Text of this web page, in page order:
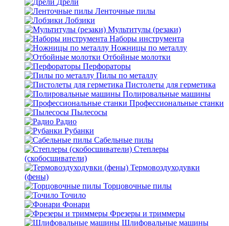
Дрели
Ленточные пилы
Лобзики
Мультитулы (резаки)
Наборы инструмента
Ножницы по металлу
Отбойные молотки
Перфораторы
Пилы по металлу
Пистолеты для герметика
Полировальные машины
Профессиональные станки
Пылесосы
Радио
Рубанки
Сабельные пилы
Степлеры
(скобосшиватели)
Термовоздуходувки
(фены)
Торцовочные пилы
Точило
Фонари
Фрезеры и триммеры
Шлифовальные машины